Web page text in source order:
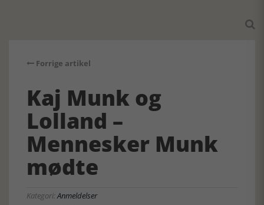

Forrige artikel
Kaj Munk og
Lolland –
Mennesker Munk
mødte
Kategori:Anmeldelser